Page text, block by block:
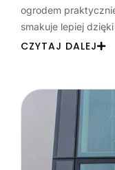
ogrodem
smakuje lepiej
CZYTAJ DALEJ